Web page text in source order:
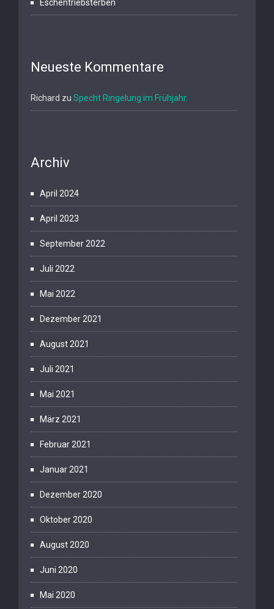
Eschentriebsterben
Neueste Kommentare
Richard zu Specht Ringelung im Frühjahr.
Archiv
April 2024
April 2023
September 2022
Juli 2022
Mai 2022
Dezember 2021
August 2021
Juli 2021
Mai 2021
März 2021
Februar 2021
Januar 2021
Dezember 2020
Oktober 2020
August 2020
Juni 2020
Mai 2020